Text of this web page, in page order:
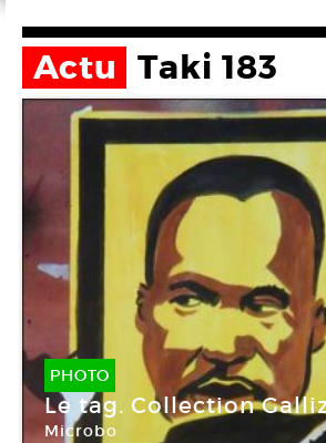
Actu Taki 183
PHOTO
Le tag. Collection
Microbo